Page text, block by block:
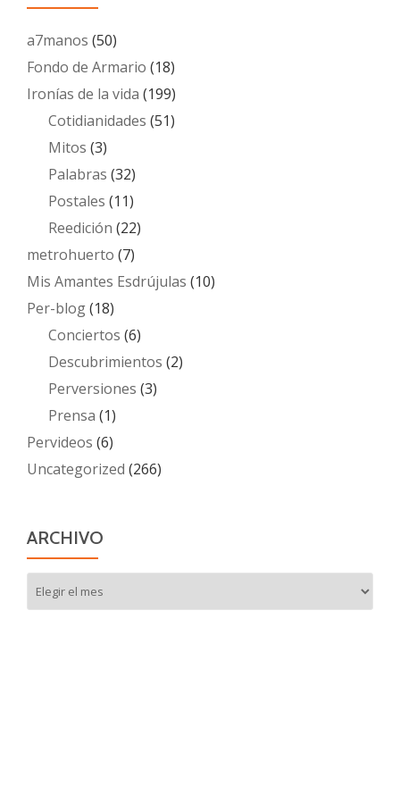
a7manos (50)
Fondo de Armario (18)
Ironías de la vida (199)
Cotidianidades (51)
Mitos (3)
Palabras (32)
Postales (11)
Reedición (22)
metrohuerto (7)
Mis Amantes Esdrújulas (10)
Per-blog(18)
Conciertos (6)
Descubrimientos (2)
Perversiones (3)
Prensa (1)
Pervideos (6)
Uncategorized (266)
ARCHIVO